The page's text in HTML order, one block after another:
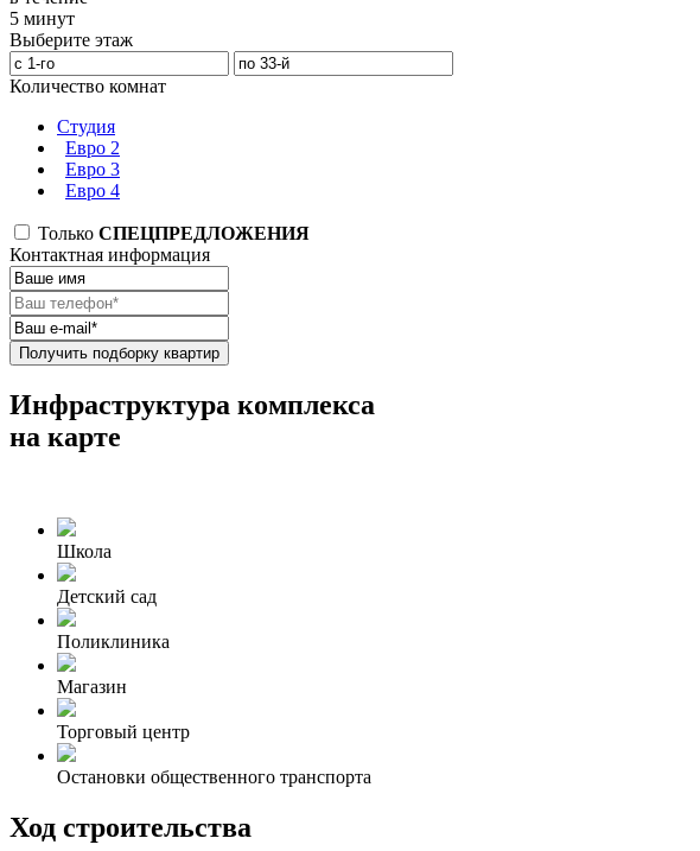
5 минут
Выберите этаж
Количество комнат
Студия
Евро 2
Евро 3
Евро 4
Только СПЕЦПРЕДЛОЖЕНИЯ
Контактная информация
Получить подборку квартир
Инфраструктура комплекса
на карте
Школа
Детский сад
Поликлиника
Магазин
Торговый центр
Остановки общественного транспорта
Ход строительства